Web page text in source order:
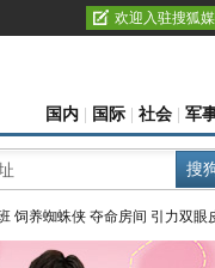
欢迎入驻搜狐
国内 国际 社会 军
饲养蜘蛛侠 夺命房间 引力双眼